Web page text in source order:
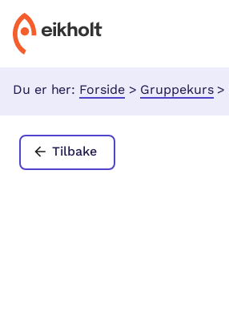
Du er her: Forside > Gruppekurs >
Tilbake